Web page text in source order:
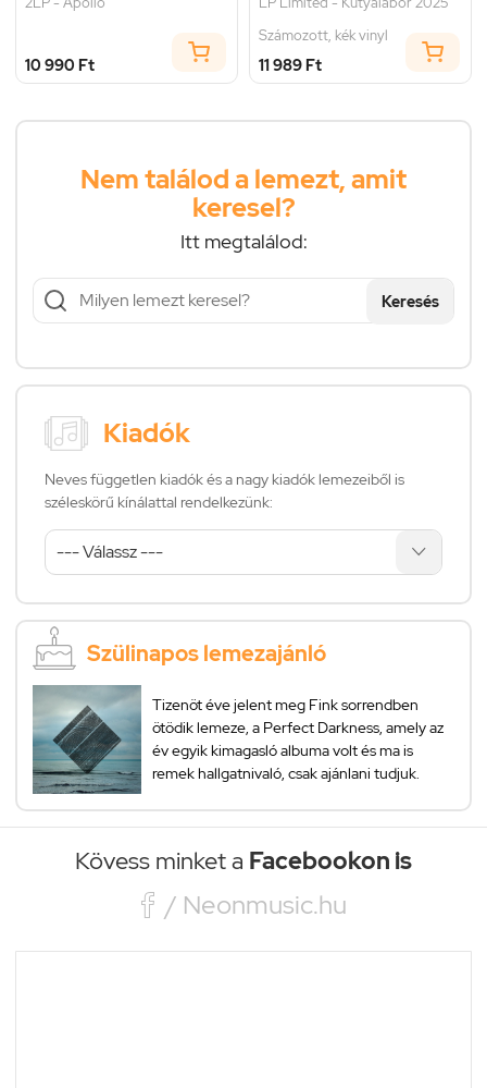
10 990 Ft
Számozott, kék vinyl
11 989 Ft
Nem találod a lemezt, amit
keresel?
Itt megtalálod:
Keresés
Kiadók
Neves független kiadók és a nagy kiadók lemezeiből is
széleskörű kínálattal rendelkezünk:
Szülinapos lemezajánló
Tizenöt éve jelent meg Fink sorrendben
ötödik lemeze, a Perfect Darkness, amely az
év egyik kimagasló albuma volt és ma is
remek hallgatnivaló, csak ajánlani tudjuk.
Kövess minket a Facebookon is
 / Neonmusic.hu